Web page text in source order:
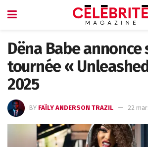
Dëna Babe annonce
tournée «
2025
BY FAÏLY ANDERSON TRAZIL 22